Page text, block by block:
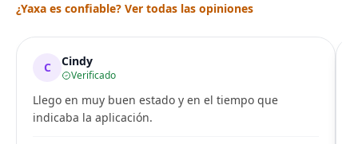
¿Yaxa es confiable? Ver todas las opiniones
C Cindy
Verificado
Llego en muy buen estado y en el tiempo que
indicaba la aplicación.